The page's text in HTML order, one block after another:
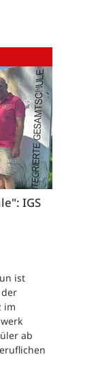
IGS
ist
im
ab